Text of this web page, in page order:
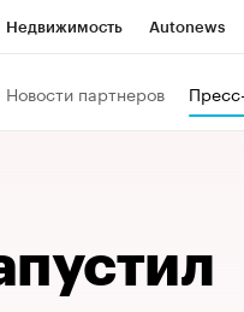
Недвижимость Autonews
Новости партнеров